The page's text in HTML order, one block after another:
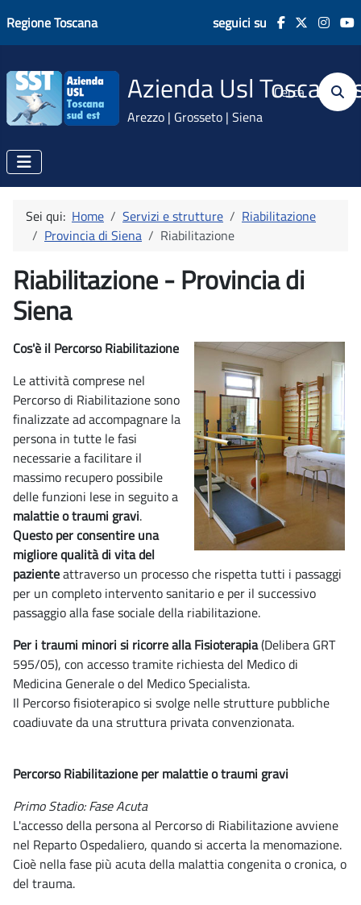
Regione Toscana seguici su
Azienda Usl Toscana
Arezzo | Grosseto | Siena
Cerca
Sei qui: Home Servizi e strutture
Riabilitazione
Provincia di Siena
Riabilitazione
Riabilitazione - Provincia di
Siena
Cos'è il Percorso Riabilitazione
Le attività comprese nel
Percorso di Riabilitazione sono
finalizzate ad accompagnare la
persona in tutte le fasi
necessarie a facilitare il
massimo recupero possibile
delle funzioni lese in seguito a
malattie o traumi gravi.
Questo per consentire una
migliore qualità di vita del
pazienteattraverso un processo che rispetta tutti i passaggi
per un completo intervento sanitario e per il successivo
passaggio alla fase sociale della riabilitazione.
Per i traumi minori si ricorre alla Fisioterapia(Delibera GRT
595/05), con accesso tramite richiesta del Medico di
Medicina Generale o del Medico Specialista.
Il Percorso fisioterapico si svolge nelle strutture pubbliche
coadiuvate da una struttura privata convenzionata.
Percorso Riabilitazione per malattie o traumi gravi
Primo Stadio: Fase Acuta
L'accesso della persona al Percorso di Riabilitazione avviene
nel Reparto Ospedaliero, quando si accerta la menomazione.
Cioè nella fase più acuta della malattia congenita o cronica, o
del trauma.